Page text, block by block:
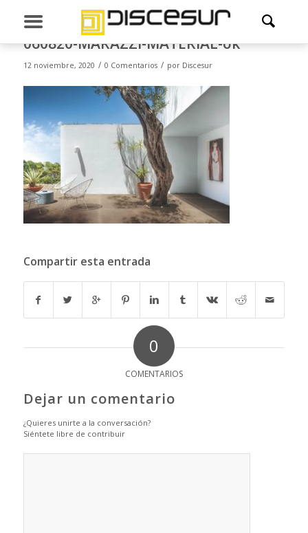
060820-MARAZZI-MATERIAL-ok
12 noviembre, 2020 / 0 Comentarios / por Discesur
Compartir esta entrada
0
COMENTARIOS
Dejar un comentario
¿Quieres unirte a la conversación?
Siéntete libre de contribuir